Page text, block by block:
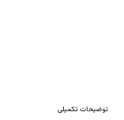
توضیحات تکمیلی